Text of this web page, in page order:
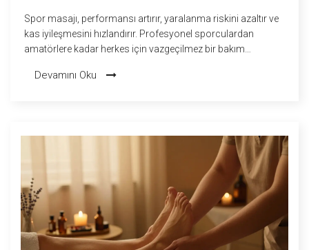
Spor masajı, performansı artırır, yaralanma riskini azaltır ve
kas iyileşmesini hızlandırır. Profesyonel sporculardan
amatörlere kadar herkes için vazgeçilmez bir bakım
Devamını Oku